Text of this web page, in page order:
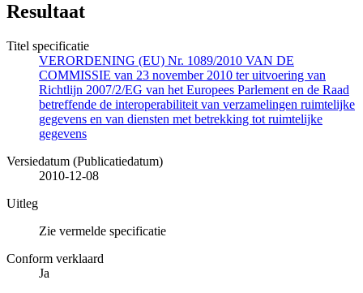
Resultaat
Titel specificatie
VERORDENING (EU) Nr. 1089/2010 VAN DE
COMMISSIE van 23 november 2010 ter uitvoering van
Richtlijn 2007/2/EG van het Europees Parlement en de Raad
betreffende de interoperabiliteit van verzamelingen ruimtelijke
gegevens en van diensten met betrekking tot ruimtelijke
gegevens
Versiedatum (Publicatiedatum)
2010-12-08
Uitleg
Zie vermelde specificatie
Conform verklaard
Ja